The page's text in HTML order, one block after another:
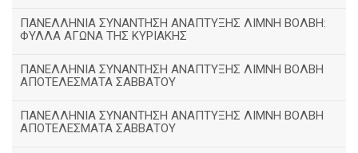
ΠΑΝΕΛΛΗΝΙΑ ΣΥΝΑΝΤΗΣΗ ΑΝΑΠΤΥΞΗΣ ΛΙΜΝΗ ΒΟΛΒΗ:
ΦΥΛΛΑ ΑΓΩΝΑ ΤΗΣ ΚΥΡΙΑΚΗΣ
ΠΑΝΕΛΛΗΝΙΑ ΣΥΝΑΝΤΗΣΗ ΑΝΑΠΤΥΞΗΣ ΛΙΜΝΗ ΒΟΛΒΗ
ΑΠΟΤΕΛΕΣΜΑΤΑ ΣΑΒΒΑΤΟΥ
ΠΑΝΕΛΛΗΝΙΑ ΣΥΝΑΝΤΗΣΗ ΑΝΑΠΤΥΞΗΣ ΛΙΜΝΗ ΒΟΛΒΗ
ΑΠΟΤΕΛΕΣΜΑΤΑ ΣΑΒΒΑΤΟΥ